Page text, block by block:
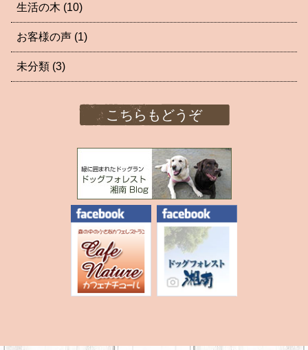
生活の木 (10)
お客様の声 (1)
未分類 (3)
こちらもどうぞ